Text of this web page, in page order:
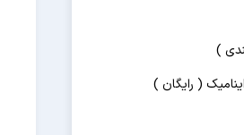
)
( رایگان )